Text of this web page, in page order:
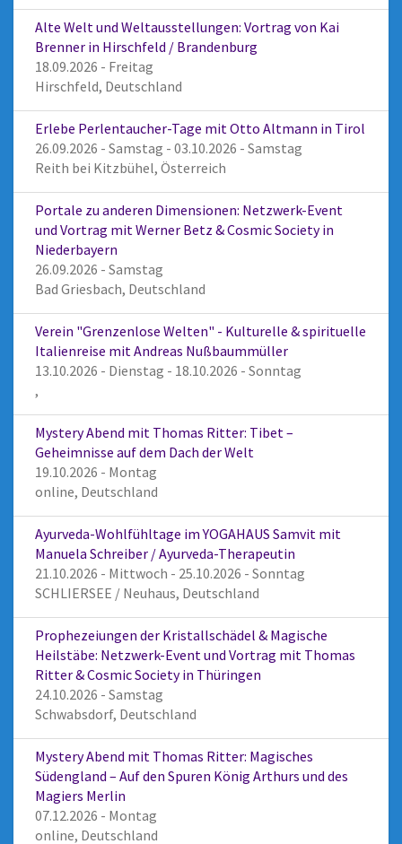
Alte Welt und Weltausstellungen: Vortrag von Kai
Brenner in Hirschfeld / Brandenburg
18.09.2026 - Freitag
Hirschfeld, Deutschland
Erlebe Perlentaucher-Tage mit Otto Altmann in Tirol
26.09.2026 - Samstag - 03.10.2026 - Samstag
Reith bei Kitzbühel, Österreich
Portale zu anderen Dimensionen: Netzwerk-Event
und Vortrag mit Werner Betz & Cosmic Society in
Niederbayern
26.09.2026 - Samstag
Bad Griesbach, Deutschland
Verein "Grenzenlose Welten" - Kulturelle & spirituelle
Italienreise mit Andreas Nußbaummüller
13.10.2026 - Dienstag - 18.10.2026 - Sonntag
,
Mystery Abend mit Thomas Ritter: Tibet –
Geheimnisse auf dem Dach der Welt
19.10.2026 - Montag
online, Deutschland
Ayurveda-Wohlfühltage im YOGAHAUS Samvit mit
Manuela Schreiber / Ayurveda-Therapeutin
21.10.2026 - Mittwoch - 25.10.2026 - Sonntag
SCHLIERSEE / Neuhaus, Deutschland
Prophezeiungen der Kristallschädel & Magische
Heilstäbe: Netzwerk-Event und Vortrag mit Thomas
Ritter & Cosmic Society in Thüringen
24.10.2026 - Samstag
Schwabsdorf, Deutschland
Mystery Abend mit Thomas Ritter: Magisches
Südengland – Auf den Spuren König Arthurs und des
Magiers Merlin
07.12.2026 - Montag
online, Deutschland